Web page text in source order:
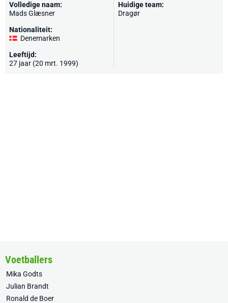
Volledige naam:
Mads Glæsner
Nationaliteit:
Denemarken
Leeftijd:
27 jaar (20 mrt. 1999)
Huidige team:
Dragør
Voetballers
Mika Godts
Julian Brandt
Ronald de Boer